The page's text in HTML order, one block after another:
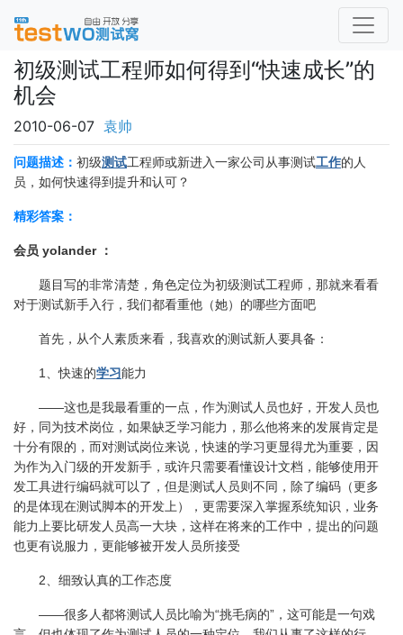
初级测试工程师如何得到“快速成长”的
机会
2010-06-07 袁帅
问题描述： 初级测试工程师或新进入一家公司从事测试工作的人
员，如何快速得到提升和认可？
精彩答案：
会员 yolander ：
题目写的非常清楚，角色定位为初级测试工程师，那就来看看
对于测试新手入行，我们都看重他（她）的哪些方面吧
首先，从个人素质来看，我喜欢的测试新人要具备：
1、快速的学习能力
——这也是我最看重的一点，作为测试人员也好，开发人员也
好，同为技术岗位，如果缺乏学习能力，那么他将来的发展肯定是
十分有限的，而对测试岗位来说，快速的学习更显得尤为重要，因
为作为入门级的开发新手，或许只需要看懂设计文档，能够使用开
发工具进行编码就可以了，但是测试人员则不同，除了编码（更多
的是体现在测试脚本的开发上），更需要深入掌握系统知识，业务
能力上要比研发人员高一大块，这样在将来的工作中，提出的问题
也更有说服力，更能够被开发人员所接受
2、细致认真的工作态度
——很多人都将测试人员比喻为“挑毛病的”，这可能是一句戏